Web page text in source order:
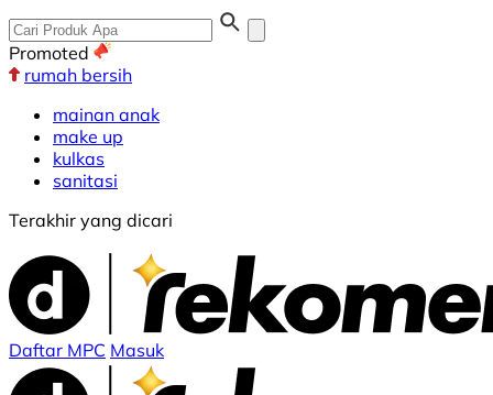
Promoted
rumah bersih
mainan anak
make up
kulkas
sanitasi
Terakhir yang dicari
Daftar MPC Masuk